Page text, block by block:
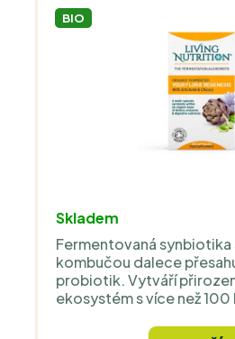
BIO
Skladem
Fermentovaná synbiotika
kombučou dalece
probiotik. Vytváří
ekosystém s více než 100
trávicí mikroflóru. Nejde